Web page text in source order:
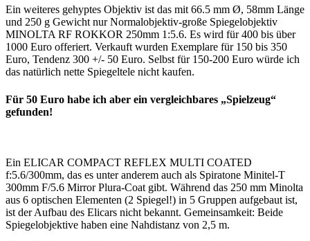
Ein weiteres gehyptes Objektiv ist das mit 66.5 mm Ø, 58mm Länge
und 250 g Gewicht nur Normalobjektiv-große Spiegelobjektiv
MINOLTA RF ROKKOR 250mm 1:5.6. Es wird für 400 bis über
1000 Euro offeriert. Verkauft wurden Exemplare für 150 bis 350
Euro, Tendenz 300 +/- 50 Euro. Selbst für 150-200 Euro würde ich
das natürlich nette Spiegeltele nicht kaufen.
Für 50 Euro habe ich aber ein vergleichbares „Spielzeug“
gefunden!
Ein ELICAR COMPACT REFLEX MULTI COATED
f:5.6/300mm, das es unter anderem auch als Spiratone Minitel-T
300mm F/5.6 Mirror Plura-Coat gibt. Während das 250 mm Minolta
aus 6 optischen Elementen (2 Spiegel!) in 5 Gruppen aufgebaut ist,
ist der Aufbau des Elicars nicht bekannt. Gemeinsamkeit: Beide
Spiegelobjektive haben eine Nahdistanz von 2,5 m.